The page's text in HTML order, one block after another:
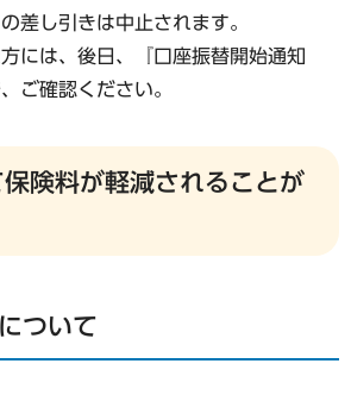
差し引きは中止されます。
には、後日、『口座振替開始通知
ご確認ください。
険料が軽減されることが
ついて